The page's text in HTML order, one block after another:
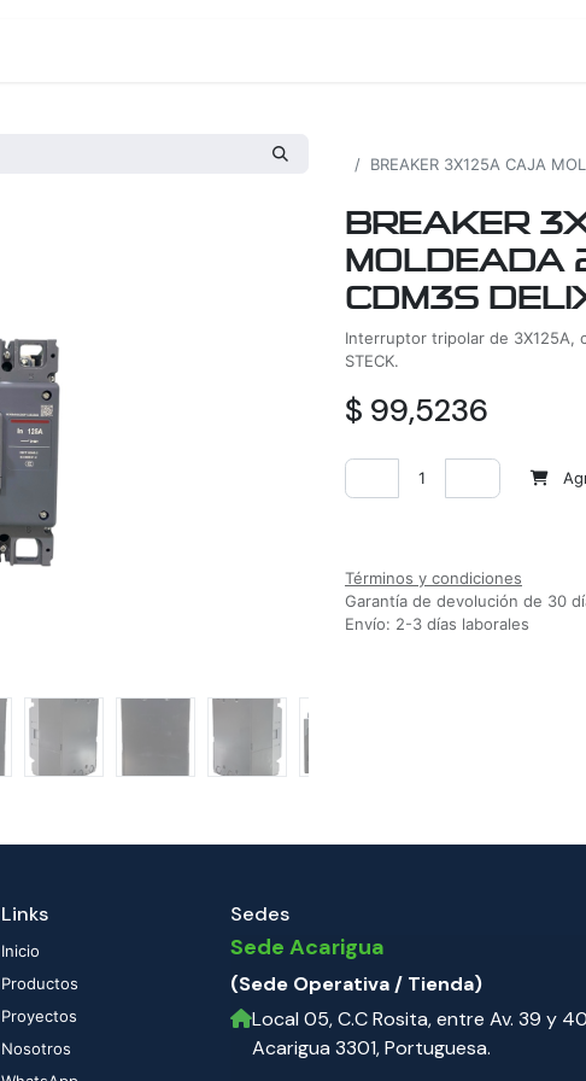
BREAKER 3X125A CAJA
BREAKER
MOLDEADA
CDM3S
Interruptor tripolar de 3X125A,
STECK.
$ 99,5236
Términos y condiciones
Garantía de devolución de 30
Envío: 2-3 días laborales
Links
Inicio
Productos
Proyectos
Nosotros
Sedes
Sede Acarigua
(Sede Operativa / Tienda)
Local 05, C.C Rosita, entre Av. 39 y 40
Acarigua 3301, Portuguesa.